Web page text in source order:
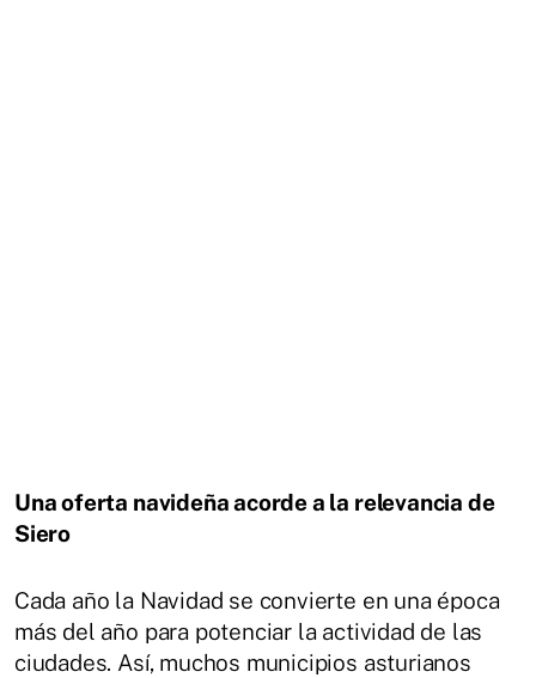
Una oferta navideña acorde a la relevancia de
Siero
Cada año la Navidad se convierte en una época
más del año para potenciar la actividad de las
ciudades. Así, muchos municipios asturianos